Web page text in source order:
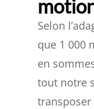
Selon
que 1 000
en
tout notre
transposer